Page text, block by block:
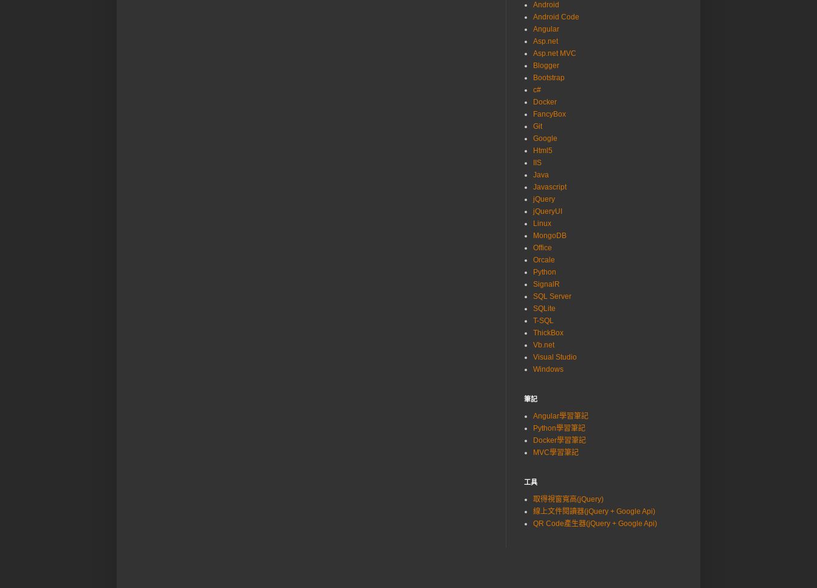
Android
Android Code
Angular
Asp.net
Asp.net MVC
Blogger
Bootstrap
c#
Docker
FancyBox
Git
Google
Html5
IIS
Java
Javascript
jQuery
jQueryUI
Linux
MongoDB
Office
Orcale
Python
SignalR
SQL Server
SQLite
T-SQL
ThickBox
Vb.net
Visual Studio
Windows
筆記
Angular學習筆記
Python學習筆記
Docker學習筆記
MVC學習筆記
工具
取得視窗寬高(jQuery)
線上文件閱讀器(jQuery + Google Api)
QR Code產生器(jQuery + Google Api)